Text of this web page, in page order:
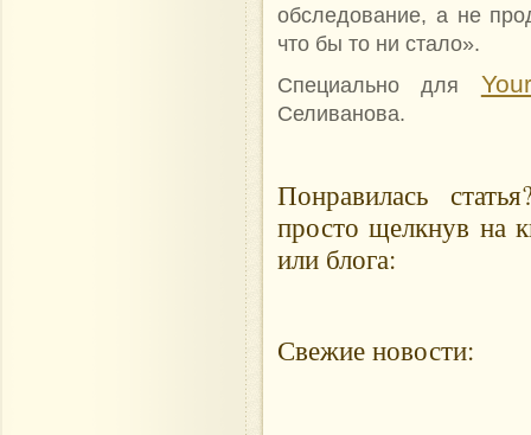
обследование, а не
что бы то ни стало».
Специально для
Селиванова.
Понравилась
просто щелкнув на
или блога:
Свежие новости: